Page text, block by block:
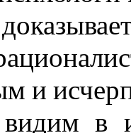
и
в